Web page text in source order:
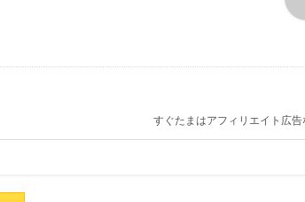
すぐたまはアフィリエイト広